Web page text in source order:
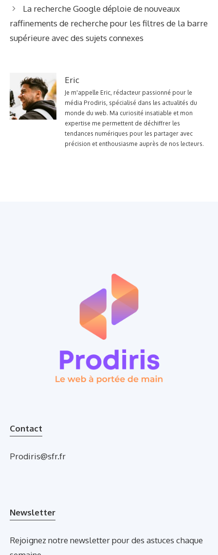
La recherche Google déploie de nouveaux
raffinements de recherche pour les filtres de la barre
supérieure avec des sujets connexes
Eric
Je m'appelle Eric, rédacteur passionné pour le
média Prodiris, spécialisé dans les actualités du
monde du web. Ma curiosité insatiable et mon
expertise me permettent de déchiffrer les
tendances numériques pour les partager avec
précision et enthousiasme auprès de nos lecteurs.
Contact
Prodiris@sfr.fr
Newsletter
Rejoignez notre newsletter pour des astuces chaque